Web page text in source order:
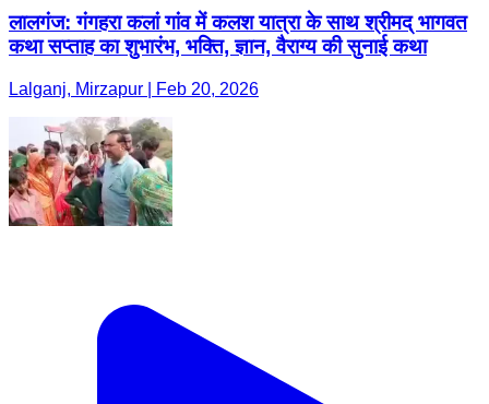
लालगंज: गंगहरा कलां गांव में कलश यात्रा के साथ श्रीमद् भागवत
कथा सप्ताह का शुभारंभ, भक्ति, ज्ञान, वैराग्य की सुनाई कथा
Lalganj, Mirzapur | Feb 20, 2026